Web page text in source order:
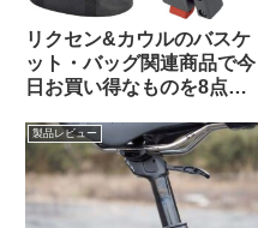
リクセン&カウルのバスケ
ット・バッグ関連商品で今
日お買い得なものを8点ご
製品レビュー